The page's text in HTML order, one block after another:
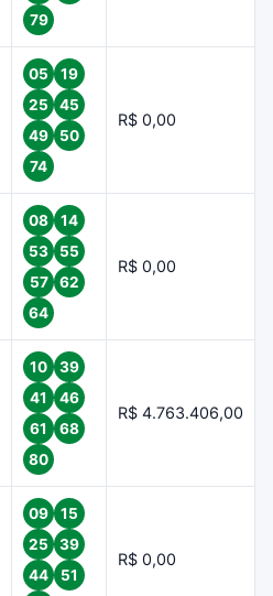
79
05
19
25
45
49
50
74
R$ 0,00
08
14
53
55
57
62
64
R$ 0,00
10
39
41
46
61
68
80
R$ 4.763.406,00
09
15
25
39
44
51
R$ 0,00